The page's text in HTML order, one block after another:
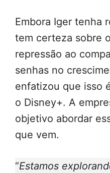
Embora Iger tenha
tem certeza sobre
repressão ao
senhas no
enfatizou que isso
o Disney+. A
objetivo abordar
que vem.
“Estamos